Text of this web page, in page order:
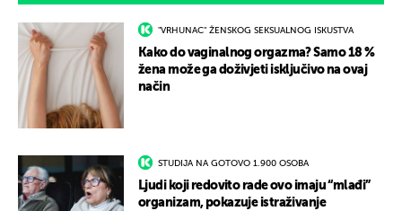
"VRHUNAC" ŽENSKOG SEKSUALNOG ISKUSTVA
Kako do vaginalnog orgazma? Samo 18 %
žena može ga doživjeti isključivo na ovaj
način
STUDIJA NA GOTOVO 1.900 OSOBA
Ljudi koji redovito rade ovo imaju “mlađi”
organizam, pokazuje istraživanje